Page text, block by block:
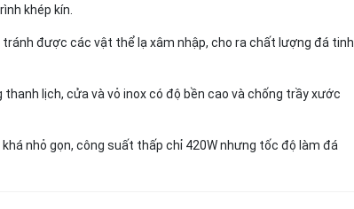
khép kín.
tránh được các vật thể lạ xâm nhập, cho ra chất lượng đá tinh
lịch, cửa và vỏ inox có độ bền cao và chống trầy xước
nhỏ gọn, công suất thấp chỉ 420W nhưng tốc độ làm đá